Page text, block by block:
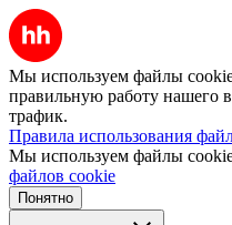
Мы используем файлы
правильную работу нашего
трафик.
Правила использования
Мы используем файлы
файлов cookie
Понятно